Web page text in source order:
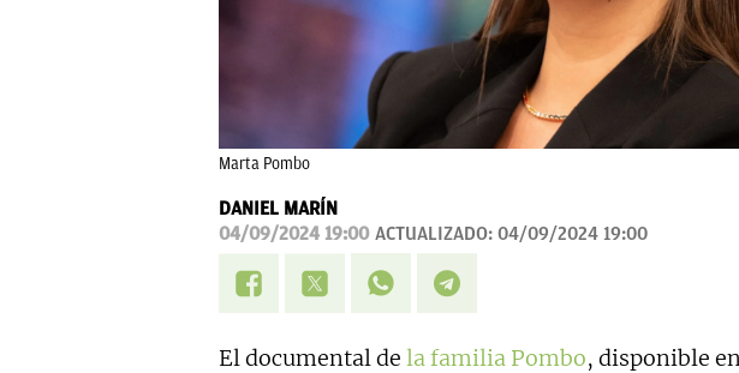
Marta Pombo
DANIEL MARÍN
04/09/2024 19:00 ACTUALIZADO: 04/09/2024 19:00
El documental de la familia Pombo, disponible